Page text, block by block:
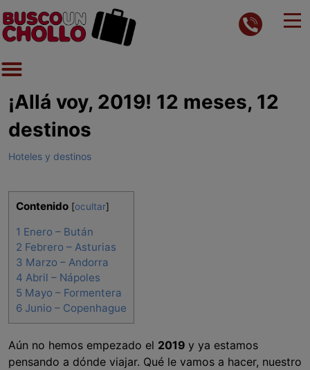
¡Allá voy, 2019! 12 meses, 12
destinos
Hoteles y destinos
Contenido [ocultar]
1 Enero – Bután
2 Febrero – Asturias
3 Marzo – Andorra
4 Abril – Nápoles
5 Mayo – Formentera
6 Junio – Copenhague
Aún no hemos empezado el 2019 y ya estamos
pensando a dónde viajar. Qué le vamos a hacer, nuestro